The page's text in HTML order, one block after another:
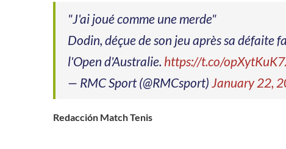
"J'ai joué comme une merde"
Dodin, déçue de son jeu après sa défaite
l'Open d'Australie. https://t.co/
— RMC Sport (@RMCsport) January 22,
Redacción Match Tenis